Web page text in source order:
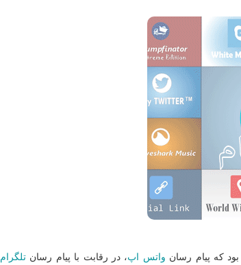
كه پیام رسان واتس اپ، در رقابت با پیام رسان تلگرام